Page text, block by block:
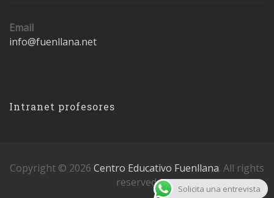
Email
info@fuenllana.net
Intranet profesores
Copyright © 2026 Centro Educativo Fuenllana. All rights
reserved.
Solicita una entrevista